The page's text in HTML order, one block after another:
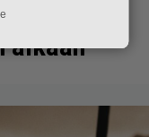
kuva –
aikaan”